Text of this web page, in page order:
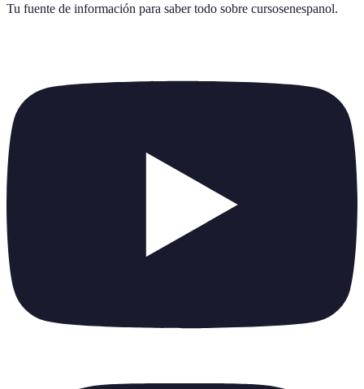
Tu fuente de información para saber todo sobre cursosenespanol.